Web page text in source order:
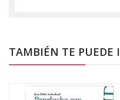
TAMBIÉN TE PUEDE